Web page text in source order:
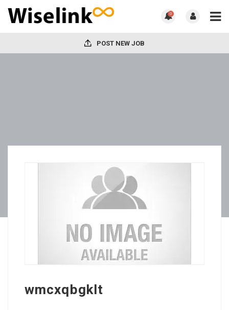
0
POST NEW JOB
wmcxqbgklt